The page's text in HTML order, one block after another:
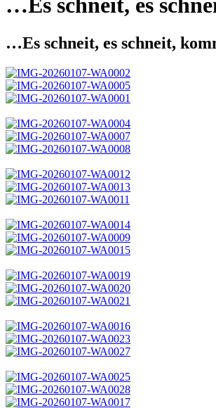
…Es schneit, es
…Es schneit, es schneit,